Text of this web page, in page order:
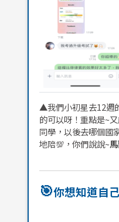
▲我們小初星去12週
的可以呀！重點是~
同學，以後去哪個國
地陪💯，你們說說~
🎯你想知道自